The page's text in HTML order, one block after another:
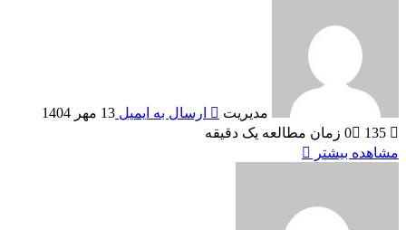
مدیریت ارسال به ایمیل 13 مهر 1404
0
135
زمان مطالعه یک دقیقه
مشاهده بیشتر